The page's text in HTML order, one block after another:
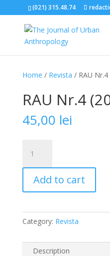
(021) 315.48.74
Home / Revista / RAU Nr.4
RAU Nr.4
45,00 lei
Nr.4
(2015)
quantity
Add to cart
Category: Revista
Description